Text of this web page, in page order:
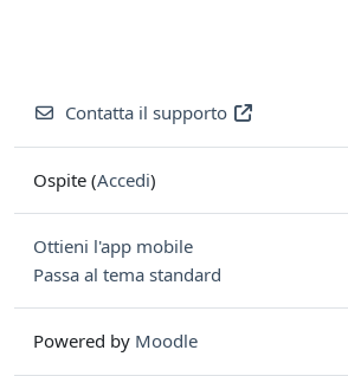
Contatta il supporto
Ospite (Accedi)
Ottieni l'app mobile
Passa al tema standard
Powered by Moodle